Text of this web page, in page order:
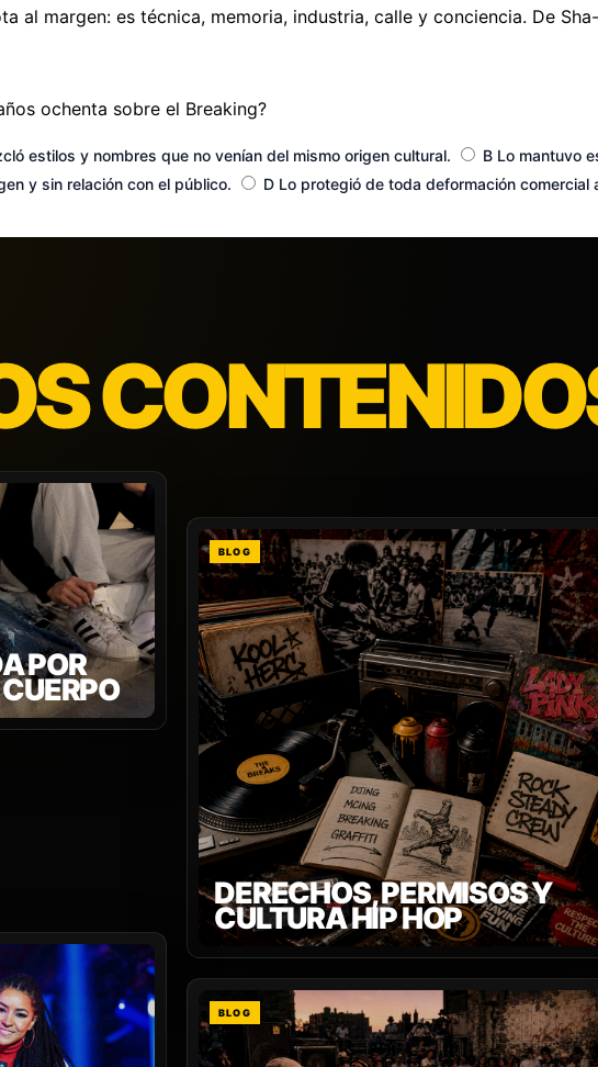
al margen: es técnica, memoria, industria, calle y conciencia. De
ochenta sobre el Breaking?
estilos y nombres que no venían del mismo origen cultural. B Lo mantuvo
y sin relación con el público.
D Lo protegió de toda deformación
POR
BLOG
DERECHOS, PERMISOS Y
CULTURA HIP HOP
BLOG